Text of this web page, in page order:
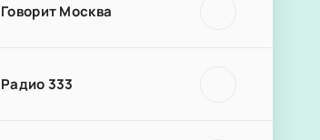
Говорит Москва
Радио 333